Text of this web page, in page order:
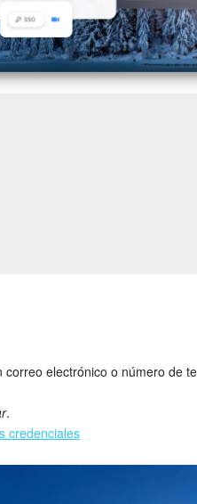
electrónico o número de
.
credenciales